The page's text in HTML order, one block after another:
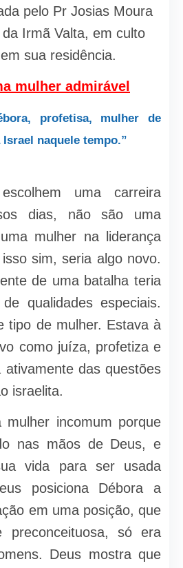
pelo Pr Josias Moura
Irmã Valta, em culto
sua residência.
mulher admirável
profetisa, mulher de
naquele tempo.”
uma carreira
dias, não são uma
mulher na liderança
sim, seria algo novo.
de uma batalha teria
qualidades especiais.
tipo de mulher. Estava à
como juíza, profetiza e
ativamente das questões
israelita.
mulher incomum porque
nas mãos de Deus, e
vida para ser usada
posiciona Débora a
em uma posição, que
preconceituosa, só era
Deus mostra que